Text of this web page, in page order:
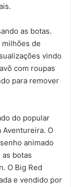
as botas.
milhões de
vindo
com roupas
para remover
do popular
Aventureira. O
animado
botas
O Big Red
e vendido por